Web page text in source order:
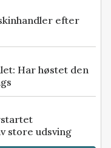
efter
Har høstet den
store udsving